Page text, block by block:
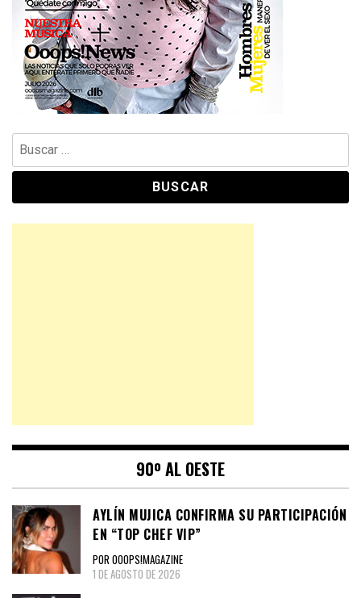
Buscar:
90º AL OESTE
AYLÍN MUJICA CONFIRMA SU PARTICIPACIÓN
EN “TOP CHEF VIP”
POR OOOPS!MAGAZINE
1 DE AGOSTO DE 2026